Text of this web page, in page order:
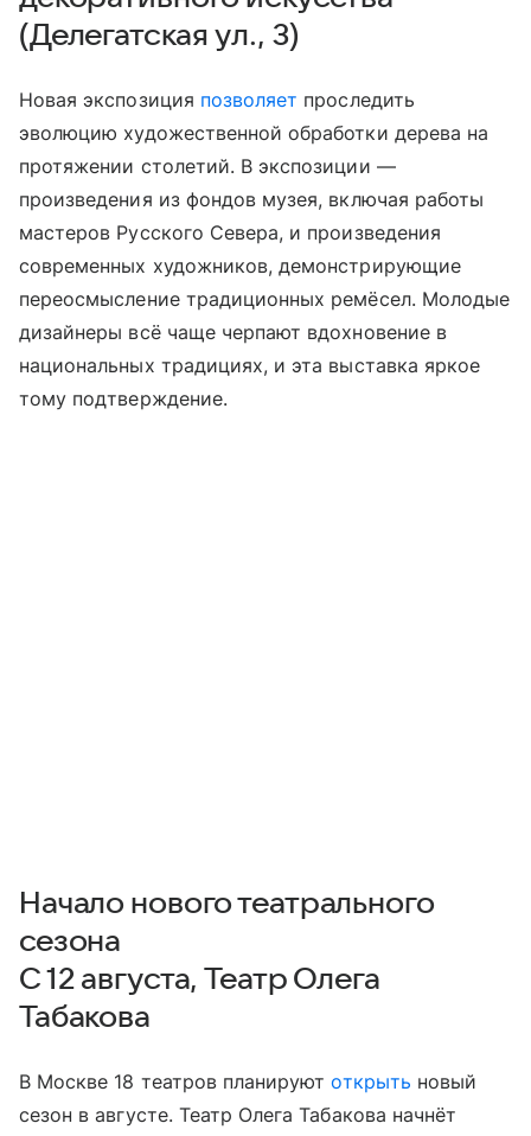
(Делегатская ул., 3)
Новая экспозиция позволяет проследить
эволюцию художественной обработки дерева на
протяжении столетий. В экспозиции —
произведения из фондов музея, включая работы
мастеров Русского Севера, и произведения
современных художников, демонстрирующие
переосмысление традиционных ремёсел. Молодые
дизайнеры всё чаще черпают вдохновение в
национальных традициях, и эта выставка яркое
тому подтверждение.
Начало нового театрального
сезона
С 12 августа, Театр Олега
Табакова
В Москве 18 театров планируютоткрыть новый
сезон в августе. Театр Олега Табакова начнёт